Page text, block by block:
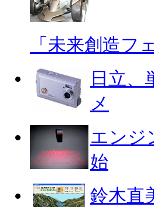
「未来創造フ
日立、
メ
エンジ
始
鈴木直